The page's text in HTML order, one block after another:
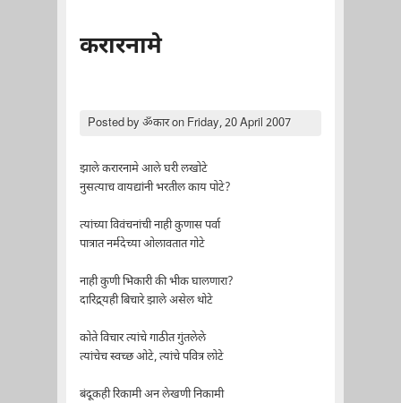
करारनामे
Posted byॐकारon Friday, 20 April 2007
झाले करारनामे आले घरी लखोटे
नुसत्याच वायद्यांनी भरतील काय पोटे?
त्यांच्या विवंचनांची नाही कुणास पर्वा
पात्रात नर्मदेच्या ओलावतात गोटे
नाही कुणी भिकारी की भीक घालणारा?
दारिद्र्यही बिचारे झाले असेल थोटे
कोते विचार त्यांचे गाठीत गुंतलेले
त्यांचेच स्वच्छ ओटे, त्यांचे पवित्र लोटे
बंदूकही रिकामी अन लेखणी निकामी